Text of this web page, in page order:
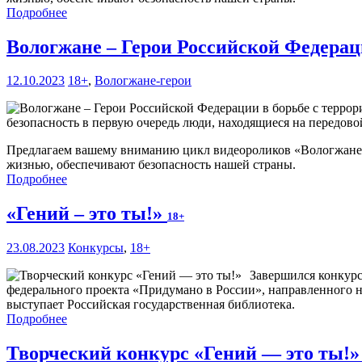
Подробнее
Вологжане – Герои Российской
12.10.2023 18+, Вологжане-герои
безопасность в первую очередь люди, находящиеся на
Предлагаем вашему вниманию цикл видеороликов
жизнью, обеспечивают безопасность нашей страны.
Подробнее
«Гений – это ты!» 18+
23.08.2023 Конкурсы, 18+
Завершился
федерального проекта «Придумано в России», направленного
выступает Российская государственная библиотека.
Подробнее
Творческий конкурс «Гений — это